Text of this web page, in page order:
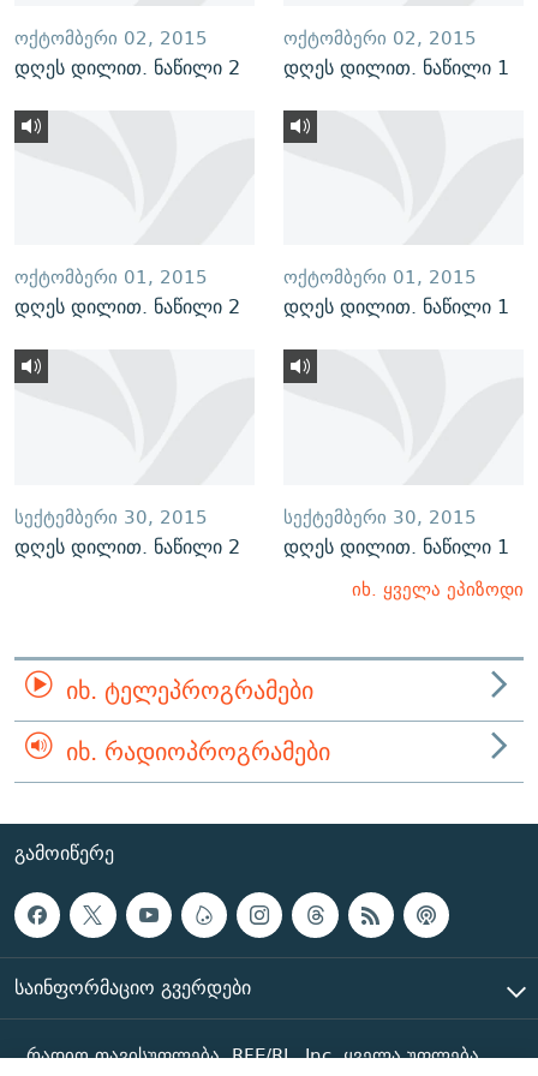
ᲝᲥᲢᲝᲛᲑᲔᲠᲘ 02, 2015
დღეს დილით. ნაწილი 2
ᲝᲥᲢᲝᲛᲑᲔᲠᲘ 02, 2015
დღეს დილით. ნაწილი 1
ᲝᲥᲢᲝᲛᲑᲔᲠᲘ 01, 2015
დღეს დილით. ნაწილი 2
ᲝᲥᲢᲝᲛᲑᲔᲠᲘ 01, 2015
დღეს დილით. ნაწილი 1
ᲡᲔᲥᲢᲔᲛᲑᲔᲠᲘ 30, 2015
დღეს დილით. ნაწილი 2
ᲡᲔᲥᲢᲔᲛᲑᲔᲠᲘ 30, 2015
დღეს დილით. ნაწილი 1
იხ. ყველა ეპიზოდი
ᲘᲮ. ᲢᲔᲚᲔᲞᲠᲝᲒᲠᲐᲛᲔᲑᲘ
ᲘᲮ. ᲠᲐᲓᲘᲝᲞᲠᲝᲒᲠᲐᲛᲔᲑᲘ
ᲒᲐᲛᲝᲘᲬᲔᲠᲔ
ᲡᲐᲘᲜᲤᲝᲠᲛᲐᲪᲘᲝ ᲒᲕᲔᲠᲓᲔᲑᲘ
რადიო თავისუფლება, RFE/RL, Inc. ყველა უფლება